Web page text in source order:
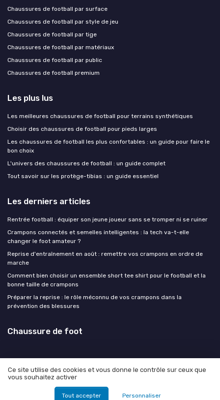
Chaussures de football par surface
Chaussures de football par style de jeu
Chaussures de football par tige
Chaussures de football par matériaux
Chaussures de football par public
Chaussures de football premium
Les plus lus
Les meilleures chaussures de football pour terrains synthétiques
Choisir des chaussures de football pour pieds larges
Les chaussures de football les plus confortables : un guide pour faire le
bon choix
L'univers des chaussures de football : un guide complet
Tout savoir sur les protège-tibias : un guide essentiel
Les derniers articles
Rentrée football : équiper son jeune joueur sans se tromper ni se ruiner
Crampons connectés et semelles intelligentes : la tech va-t-elle
changer le foot amateur ?
Reprise d'entraînement en août : remettre vos crampons en ordre de
marche
Comment bien choisir un ensemble short tee shirt pour le football et la
bonne taille de crampons
Préparer la reprise : le rôle méconnu de vos crampons dans la
prévention des blessures
Chaussure de foot
Mentions légales
© Chaussure de foot 2026
Ce site utilise des cookies et vous donne le contrôle sur ceux que
vous souhaitez activer
Tout accepter Personnaliser